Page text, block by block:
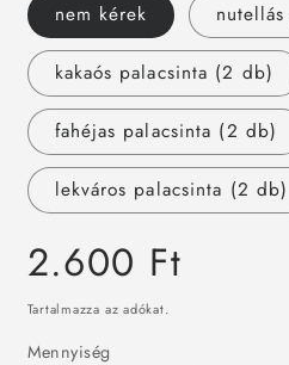
nem kérek
kakaós palacsinta (2 db)
fahéjas palacsinta (2 db)
lekváros palacsinta (2 db)
Normál
ár
2.600 Ft
Tartalmazza az adókat.
Mennyiség